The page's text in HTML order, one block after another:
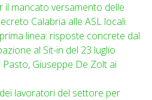
il mancato versamento delle
Calabria alle ASL locali.
linea: risposte concrete dal
al Sit-in del 23 luglio
Giuseppe De Zolt ai
lavoratori del settore per